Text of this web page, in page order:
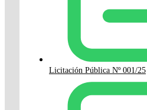
Licitación Pública Nº 001/25